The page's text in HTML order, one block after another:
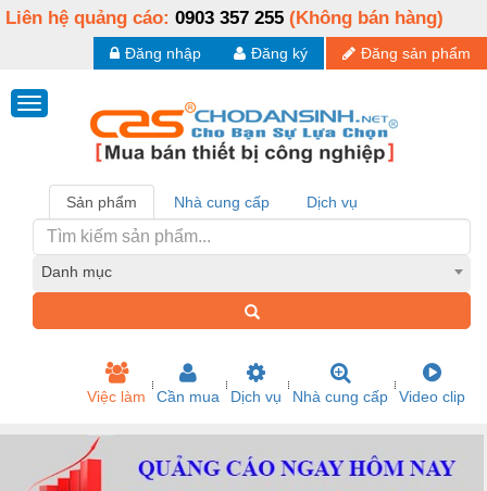
Liên hệ quảng cáo: 0903 357 255 (Không bán hàng)
Đăng sản phẩm
Đăng ký
Đăng nhập
Sản phẩm Nhà cung cấp Dịch vụ
Danh mục
Việc làm Cần mua Dịch vụ Nhà cung cấp Video clip